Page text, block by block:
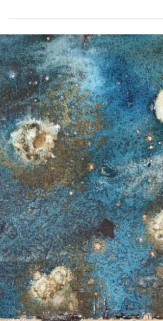
Die Fallen des inneren Konflikts und
wie du dich davon befreien
kannst.
Die Fallen des inneren Konflikts und wie du dich
davon befreien kannst. Innere Konflikte zehren an
uns. Als Ergebnis prokrastinieren wir und